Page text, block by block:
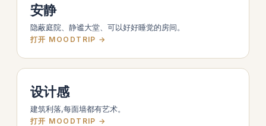
安静
隐蔽庭院、静谧大堂、可以好好睡觉的房间。
打开 MOODTRIP →
设计感
建筑利落,每面墙都有艺术。
打开 MOODTRIP →